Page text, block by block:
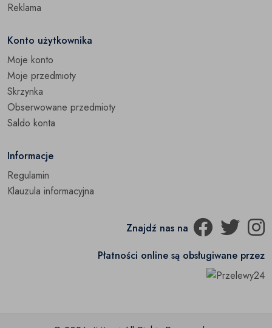
Reklama
Konto użytkownika
Moje konto
Moje przedmioty
Skrzynka
Obserwowane przedmioty
Saldo konta
Informacje
Regulamin
Klauzula informacyjna
Znajdź nas na
Płatności online są obsługiwane przez